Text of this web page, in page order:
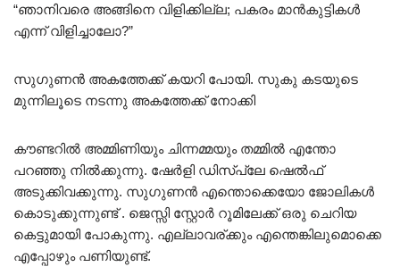
“ഞാനിവരെ അങ്ങിനെ വിളിക്കില്ല; പകരം മാൻകുട്ടികൾ
എന്ന് വിളിച്ചാലോ?”
സുഗുണൻ അകത്തേക്ക് കയറി പോയി. സുകു കടയുടെ
മുന്നിലൂടെ നടന്നു അകത്തേക്ക് നോക്കി
കൗണ്ടറിൽ അമ്മിണിയും ചിന്നമ്മയും തമ്മിൽ എന്തോ
പറഞ്ഞു നിൽക്കുന്നു. ഷേർളി ഡിസ്പ്ലേ ഷെൽഫ്
അടുക്കിവക്കുന്നു. സുഗുണൻ എന്തൊക്കെയോ ജോലികൾ
കൊടുക്കുന്നുണ്ട് . ജെസ്സി സ്റ്റോർ റൂമിലേക്ക് ഒരു ചെറിയ
കെട്ടുമായി പോകുന്നു. എല്ലാവര്ക്കും എന്തെങ്കിലുമൊക്കെ
എപ്പോഴും പണിയുണ്ട്.